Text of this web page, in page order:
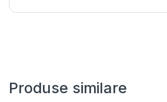
Produse similare